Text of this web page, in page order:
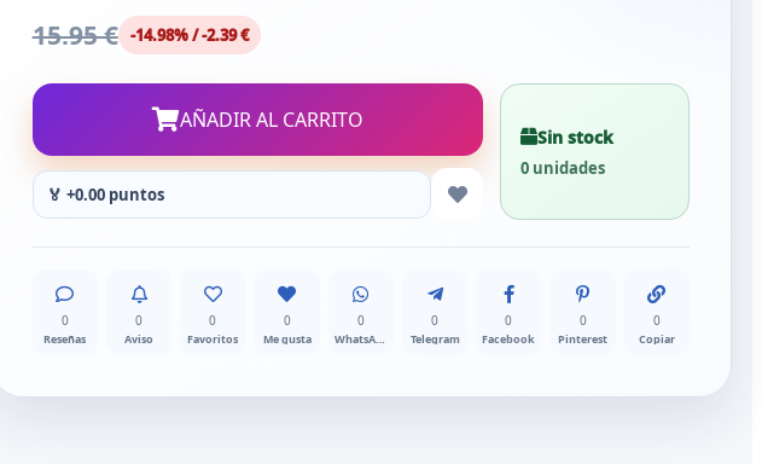
15.95 € -14.98% / -2.39 €
AÑADIR AL CARRITO
🏅 +0.00 puntos
Sin stock
0 unidades
0
Reseñas
0
Aviso
0
Favoritos
0
Me gusta
0
WhatsApp
0
Telegram
0
Facebook
0
Pinterest
0
Copiar